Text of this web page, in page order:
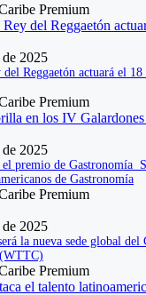
Premium
2025
Reggaetón actuará el
Premium
2025
premio de Gastronomía
de Gastronomía
Premium
2025
la nueva sede global del
Premium